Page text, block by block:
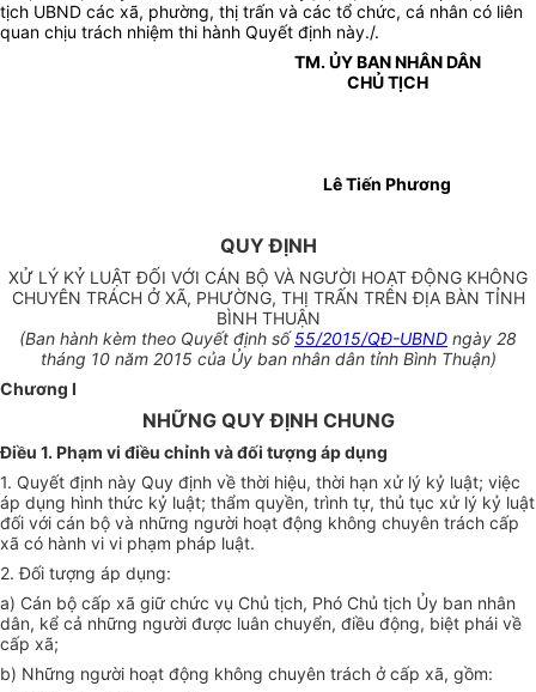
tịch UBND các xã, phường, thị trấn và các tổ chức, cá nhân có liên
quan chịu trách nhiệm thi hành Quyết định này./.
TM. ỦY BAN NHÂN DÂN
CHỦ TỊCH
Lê Tiến Phương
QUY ĐỊNH
XỬ LÝ KỶ LUẬT ĐỐI VỚI CÁN BỘ VÀ NGƯỜI HOẠT ĐỘNG KHÔNG
CHUYÊN TRÁCH Ở XÃ, PHƯỜNG, THỊ TRẤN TRÊN ĐỊA BÀN TỈNH
BÌNH THUẬN
(Ban hành kèm theo Quyết định số55/2015/QĐ-UBND ngày 28
tháng 10 năm 2015 của Ủy ban nhân dân tỉnh Bình Thuận)
Chương I
NHỮNG QUY ĐỊNH CHUNG
Điều 1. Phạm vi điều chỉnh và đối tượng áp dụng
1. Quyết định này Quy định về thời hiệu, thời hạn xử lý kỷ luật; việc
áp dụng hình thức kỷ luật; thẩm quyền, trình tự, thủ tục xử lý kỷ luật
đối với cán bộ và những người hoạt động không chuyên trách cấp
xã có hành vi vi phạm pháp luật.
2. Đối tượng áp dụng:
a) Cán bộ cấp xã giữ chức vụ Chủ tịch, Phó Chủ tịch Ủy ban nhân
dân, kể cả những người được luân chuyển, điều động, biệt phái về
cấp xã;
b) Những người hoạt động không chuyên trách ở cấp xã, gồm: